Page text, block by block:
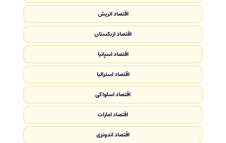
اقتصاد اتریش
اقتصاد ازبکستان
اقتصاد اسپانیا
اقتصاد استرالیا
اقتصاد اسلواکی
اقتصاد امارات
اقتصاد اندونزی